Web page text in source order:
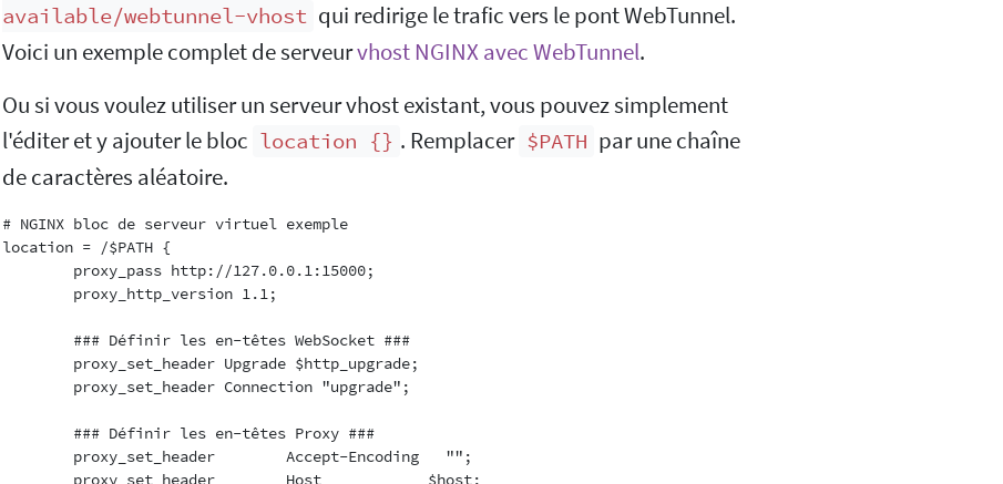
available/webtunnel-vhost qui redirige le trafic vers le pont WebTunnel.
Voici un exemple complet de serveurvhost NGINX avec WebTunnel.
Ou si vous voulez utiliser un serveur vhost existant, vous pouvez simplement
l'éditer et y ajouter le bloc location {} . Remplacer $PATH par une chaîne
de caractères aléatoire.
# NGINX bloc de serveur virtuel exemple
location = /$PATH {
        proxy_pass http://127.0.0.1:15000;
        proxy_http_version 1.1;
        ### Définir les en-têtes WebSocket ###
        proxy_set_header Upgrade $http_upgrade;
        proxy_set_header Connection "upgrade";
        ### Définir les en-têtes Proxy ###
        proxy_set_header        Accept-Encoding   "";
        proxy_set_header        Host            $host;